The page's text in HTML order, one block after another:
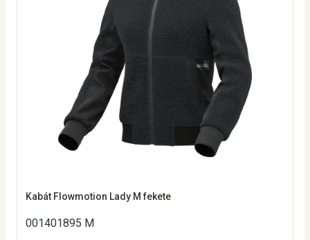
Kabát Flowmotion Lady M fekete
001401895 M